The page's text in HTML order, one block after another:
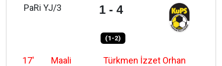
PaRi YJ/3 1 - 4
(1-2)
17' Maali Türkmen İzzet Orhan